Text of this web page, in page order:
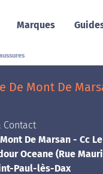
Marques
Mont De
Contact
De Marsan - Cc
Oceane (Rue
Paul-lès-Dax